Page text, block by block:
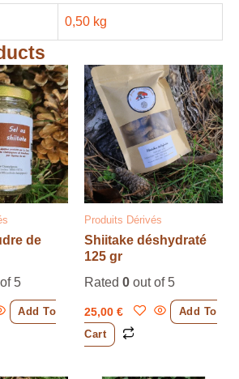
0,50 kg
de
5
Add To
Produits Dérivés
Shiitake déshydraté
125 gr
Rated0 out of 5
25,00€
Add To
Cart